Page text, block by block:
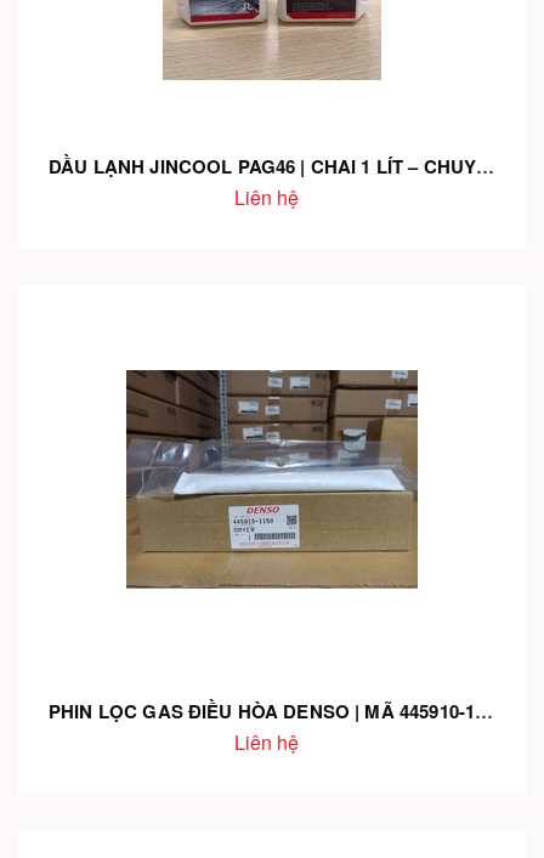
DẦU LẠNH JINCOOL PAG46 | CHAI 1 LÍT – CHUYÊN DỤNG CHO HỆ THỐNG ĐIỀU HÒA Ô TÔ – TƯƠNG THÍCH GAS R134A
Liên hệ
PHIN LỌC GAS ĐIỀU HÒA DENSO | MÃ 445910-1150 – CHÍNH HÃNG – LỌC SẠCH HỆ THỐNG – BẢO VỆ LỐC LẠNH
Liên hệ